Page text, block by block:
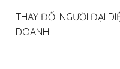
THAY ĐỔI NGƯỜI ĐẠI
DOANH